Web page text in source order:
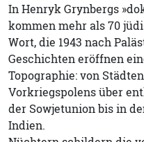
In Henryk Grynbergs
kommen mehr als 70
Wort, die 1943 nach
Geschichten eröffnen
Topographie: von
Vorkriegspolens über
der Sowjetunion bis in
Indien.